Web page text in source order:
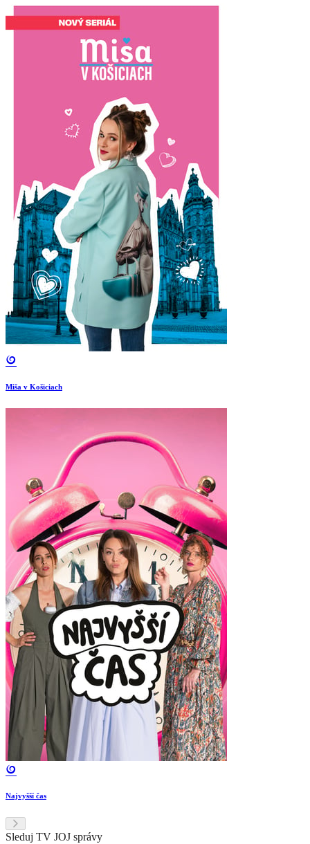
Miša v Košiciach
Najvyšší čas
Sleduj TV JOJ správy